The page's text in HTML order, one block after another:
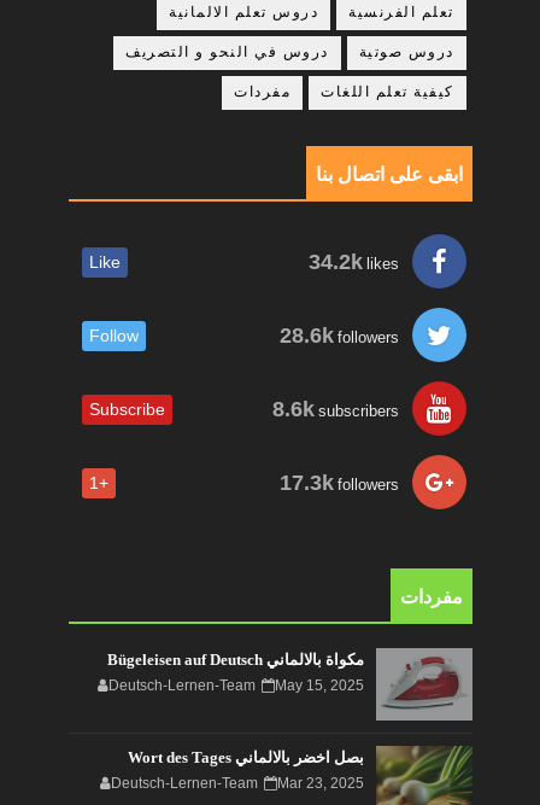
تعلم الفرنسية دروس تعلم الالمانية
دروس صوتية دروس في النحو و التصريف
كيفية تعلم اللغات مفردات
ابقى على اتصال بنا
34.2k likes
Like
28.6k followers
Follow
8.6k subscribers
Subscribe
17.3k followers
+1
مفردات
مكواة بالالماني Bügeleisen auf Deutsch
Deutsch-Lernen-Team May 15, 2025
بصل اخضر بالالماني Wort des Tages
Deutsch-Lernen-Team Mar 23, 2025